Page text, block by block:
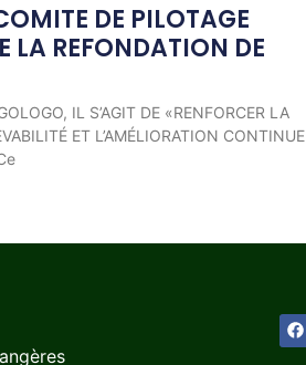
DE PILOTAGE
LA REFONDATION DE
IL S’AGIT DE «RENFORCER LA
ET L’AMÉLIORATION CONTINUE